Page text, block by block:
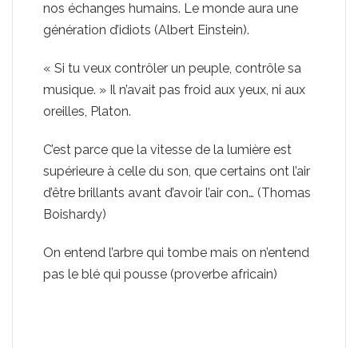
nos échanges humains. Le monde aura une
génération d’idiots (Albert Einstein).
« Si tu veux contrôler un peuple, contrôle sa
musique. » Il n’avait pas froid aux yeux, ni aux
oreilles, Platon.
C’est parce que la vitesse de la lumière est
supérieure à celle du son, que certains ont l’air
d’être brillants avant d’avoir l’air con… (Thomas
Boishardy)
On entend l’arbre qui tombe mais on n’entend
pas le blé qui pousse (proverbe africain)